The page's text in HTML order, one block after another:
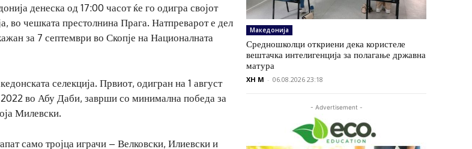
денеска од 17:00 часот ќе го одигра својот
во чешката престолнина Прага. Натпреварот е дел
за 7 септември во Скопје на Националната
селекција. Првиот, одигран на 1 август
во Абу Даби, заврши со минимална победа за
Милевски.
само тројца играчи – Велковски, Илиевски и
Македонија
Средношколци откриени дека користеле
вештачка интелигенција за полагање државна
матура
XH M - 06.08.2026 23:18
- Advertisement -